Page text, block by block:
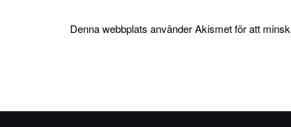
Denna webbplats använder Akismet för att